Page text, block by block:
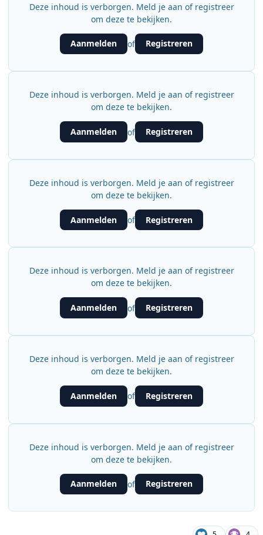
Deze inhoud is verborgen. Meld je aan of registreer
om deze te bekijken.
Aanmelden of Registreren
Deze inhoud is verborgen. Meld je aan of registreer
om deze te bekijken.
Aanmelden of Registreren
Deze inhoud is verborgen. Meld je aan of registreer
om deze te bekijken.
Aanmelden of Registreren
Deze inhoud is verborgen. Meld je aan of registreer
om deze te bekijken.
Aanmelden of Registreren
Deze inhoud is verborgen. Meld je aan of registreer
om deze te bekijken.
Aanmelden of Registreren
Deze inhoud is verborgen. Meld je aan of registreer
om deze te bekijken.
Aanmelden of Registreren